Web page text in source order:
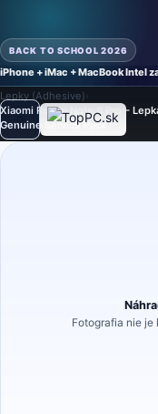
BACK TO SCHOOL 2026
iPhone + iMac + MacBook Intel
Režim
Lepky (Adhesive)›
Xiaomi Redmi Note 8 Pro –
Genuine Service Pack
Fotografia nie je